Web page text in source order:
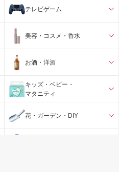
テレビゲーム
美容・コスメ・香水
お酒・洋酒
キッズ・ベビー・
マタニティ
花・ガーデン・DIY